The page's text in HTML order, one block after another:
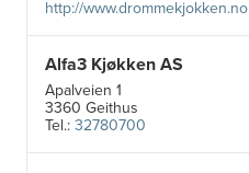
http://www.drommekjokken.no
Alfa3 Kjøkken AS
Apalveien 1
3360 Geithus
Tel.:32780700